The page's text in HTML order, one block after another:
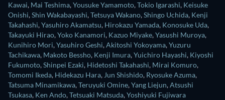
Kawai, Mai Teshima,Yousuke Yamamoto,Tokio Igarashi, Keisuke
Onishi,Shin Wakabayashi,Tetsuya Wakano,Shingo Uchida, Kenji
Takahashi,Yasuhiro Akamatsu, Hirokazu Yamada, Konosuke Uda,
Takayuki Hirao,Yoko Kanamori, Kazuo Miyake,Yasushi Muroya,
Kunihiro Mori,Yasuhiro Geshi,Akitoshi Yokoyama,Yuzuru
Tachikawa, Makoto Bessho, Kenji Imura,Yuichiro Hayashi, Kiyoshi
Fukumoto,Shinpei Ezaki, Hidetoshi Takahashi, Mirai Komuro,
Tomomi Ikeda, Hidekazu Hara, Jun Shishido, Ryosuke Azuma,
Tatsuma Minamikawa,Teruyuki Omine,Yang Liejun,Atsushi
Tsukasa, Ken Ando,Tetsuaki Matsuda,Yoshiyuki Fujiwara